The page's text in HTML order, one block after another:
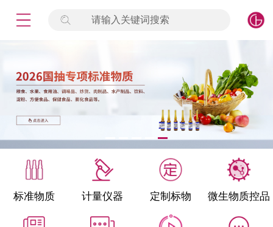
请输入关键词搜索
标准物质 计量仪器 定制标物 微生物质控品
标准物质
产品专项
微生物检测/质控品
定制标物